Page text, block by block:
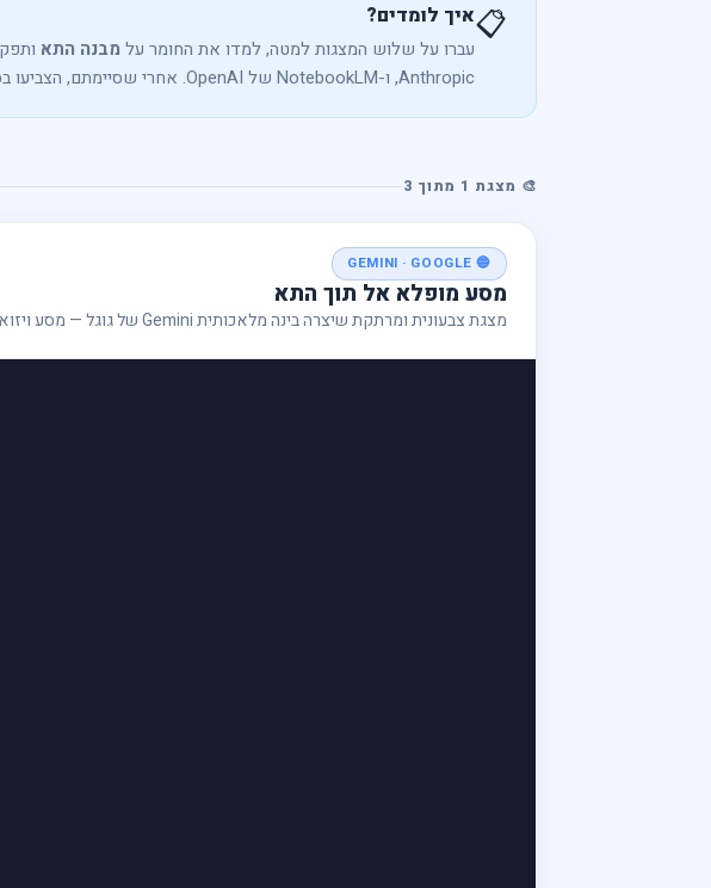
📋איך לומדים?
עברו על שלוש המצגות למטה, למדו את החומר על מבנה התא
Anthropic, ו-NotebookLM של OpenAI. אחרי שסיימתם, הצביעו בסקר בתחתית הדף!
🎨 מצגת 1 מתוך 3
🔵 GEMINI · GOOGLE
מסע מופלא אל תוך התא
מצגת צבעונית ומרתקת שיצרה בינה מלאכותית Gemini של גוגל — מסע ויזואלי בתוך התא.